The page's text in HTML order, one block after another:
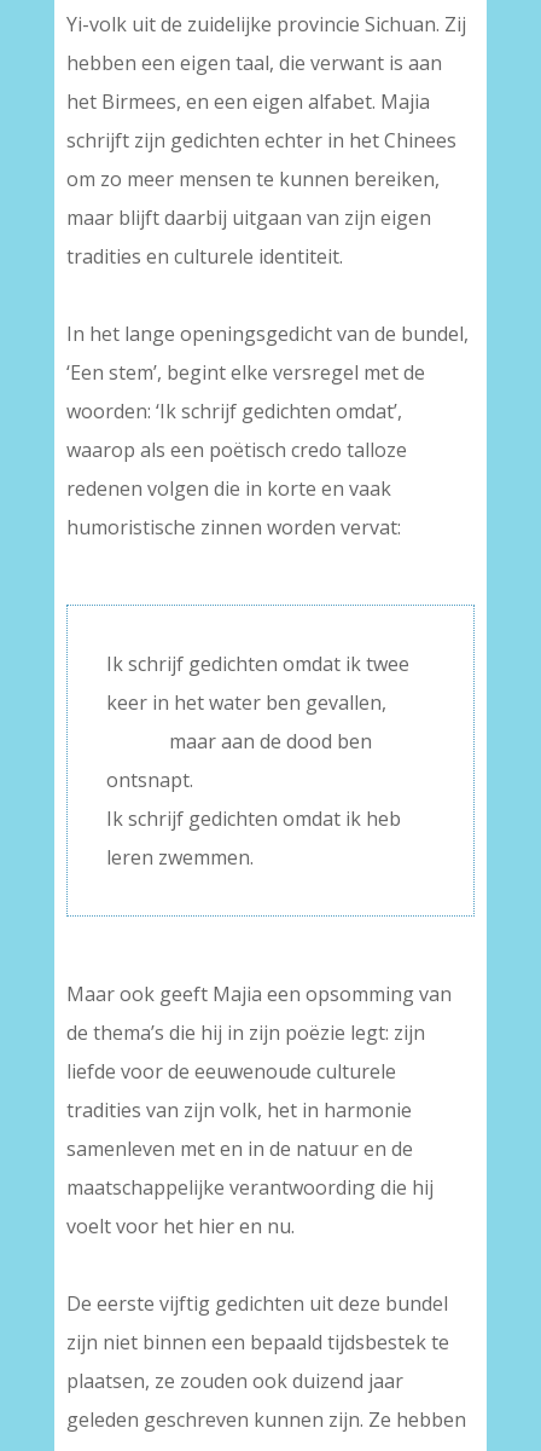
Yi-volk uit de zuidelijke provincie Sichuan. Zij
hebben een eigen taal, die verwant is aan
het Birmees, en een eigen alfabet. Majia
schrijft zijn gedichten echter in het Chinees
om zo meer mensen te kunnen bereiken,
maar blijft daarbij uitgaan van zijn eigen
tradities en culturele identiteit.
In het lange openingsgedicht van de bundel,
‘Een stem’, begint elke versregel met de
woorden: ‘Ik schrijf gedichten omdat’,
waarop als een poëtisch credo talloze
redenen volgen die in korte en vaak
humoristische zinnen worden vervat:
Ik schrijf gedichten omdat ik twee
keer in het water ben gevallen,
maar aan de dood ben
ontsnapt.
Ik schrijf gedichten omdat ik heb
leren zwemmen.
Maar ook geeft Majia een opsomming van
de thema’s die hij in zijn poëzie legt: zijn
liefde voor de eeuwenoude culturele
tradities van zijn volk, het in harmonie
samenleven met en in de natuur en de
maatschappelijke verantwoording die hij
voelt voor het hier en nu.
De eerste vijftig gedichten uit deze bundel
zijn niet binnen een bepaald tijdsbestek te
plaatsen, ze zouden ook duizend jaar
geleden geschreven kunnen zijn. Ze hebben